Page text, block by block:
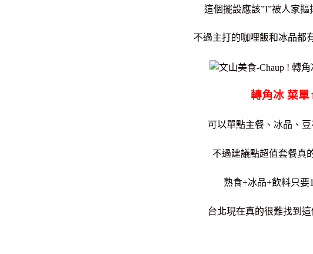
這個擺設應該”I”被人家摳
不過主打的咖哩飯和冰品都
轉角冰 菜單↑
可以單點主餐、冰品、豆
不過建議點超值套餐真
熟食+冰品+飲料只要
台北現在真的很難找到